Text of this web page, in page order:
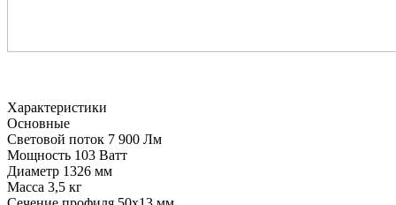
Характеристики
Основные
Световой поток 7 900 Лм
Мощность 103 Ватт
Диаметр 1326 мм
Масса 3,5 кг